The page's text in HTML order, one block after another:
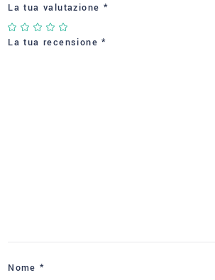
La tua valutazione *
La tua recensione*
Nome*